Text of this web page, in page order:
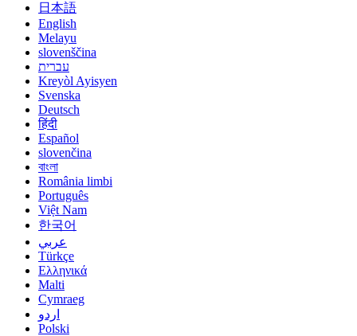
日本語
English
Melayu
slovenščina
עברית
Kreyòl Ayisyen
Svenska
Deutsch
हिंदी
Español
slovenčina
বাংলা
România limbi
Português
Việt Nam
한국어
عربي
Türkçe
Ελληνικά
Malti
Cymraeg
اردو
Polski